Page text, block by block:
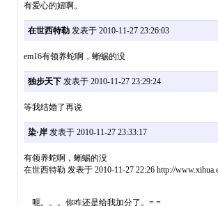
有爱心的妞啊。
在世西特勒发表于 2010-11-27 23:26:03
em16有领养蛇啊，蜥蜴的没
独步天下发表于 2010-11-27 23:29:24
等我结婚了再说
染·岸发表于 2010-11-27 23:33:17
有领养蛇啊，蜥蜴的没
在世西特勒 发表于 2010-11-27 22:26 http://
呃。。。你咋还是给我加分了。= =